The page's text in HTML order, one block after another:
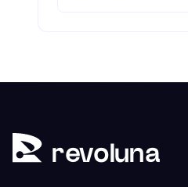
revoluna